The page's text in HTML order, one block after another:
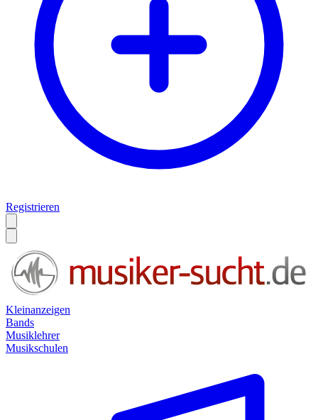
Registrieren
Kleinanzeigen
Bands
Musiklehrer
Musikschulen